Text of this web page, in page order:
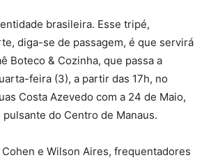
brasileira. Esse tripé,
diga-se de passagem, é que servirá
Boteco & Cozinha, que passa a
feira (3), a partir das 17h, no
Costa Azevedo com a 24 de Maio,
do Centro de Manaus.
e Wilson Aires, frequentadores